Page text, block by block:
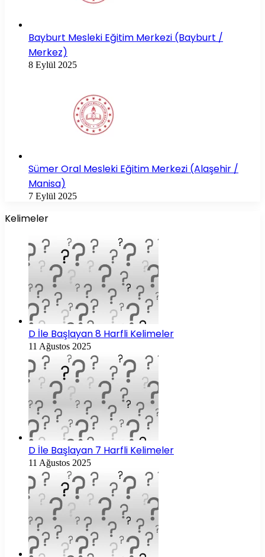
Bayburt Mesleki Eğitim Merkezi (Bayburt /
Merkez)
8 Eylül 2025
Sümer Oral Mesleki Eğitim Merkezi (Alaşehir /
Manisa)
7 Eylül 2025
Kelimeler
D İle Başlayan 8 Harfli Kelimeler
11 Ağustos 2025
D İle Başlayan 7 Harfli Kelimeler
11 Ağustos 2025